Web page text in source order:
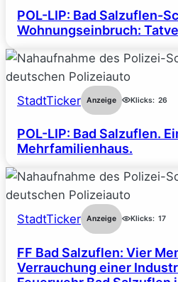
POL-LIP: Bad Salzuflen-
Wohnungseinbruch:
StadtTicker Anzeige Klicks: 26
POL-LIP: Bad Salzuflen.
Mehrfamilienhaus.
StadtTicker Anzeige Klicks: 17
FF Bad Salzuflen: Vier
Verrauchung einer